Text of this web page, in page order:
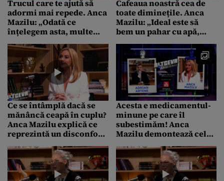
Trucul care te ajută să
adormi mai repede. Anca
Mazilu: „Odată ce
înțelegem asta, multe
bine în viața noastră”
Cafeaua noastră cea de
toate diminețile. Anca
Mazilu: „Ideal este să
bem un pahar cu apă,
Ce se întâmplă dacă se
mănâncă ceapă în cuplu?
Anca Mazilu explică ce
reprezintă un disconfort
Acesta e medicamentul-
minune pe care îl
subestimăm! Anca
Mazilu demontează cele
despre somn